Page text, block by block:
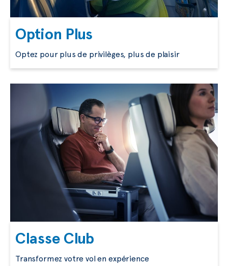
Option Plus
Optez pour plus de privilèges, plus de plaisir
Classe Club
Transformez votre vol en expérience